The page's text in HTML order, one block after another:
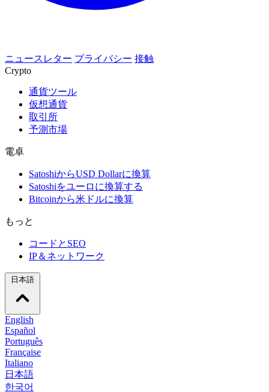
ニュースレター プライバシー 接触
Crypto
通貨ツール
仮想通貨
取引所
予測市場
電卓
SatoshiからUSD Dollarに換算
Satoshiをユーロに換算する
Bitcoinから米ドルに換算
もっと
コードとSEO
IP＆ネットワーク
English
Español
Português
Française
Italiano
日本語
한국어